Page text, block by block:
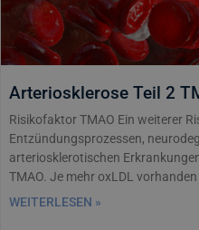
Arteriosklerose Teil 2
Risikofaktor TMAO Ein weiterer
Entzündungsprozessen,
arteriosklerotischen
TMAO. Je mehr oxLDL
WEITERLESEN »